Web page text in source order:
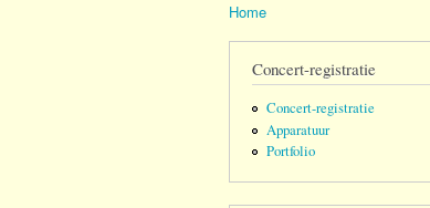
Home
Concert-registratie
Concert-registratie
Apparatuur
Portfolio